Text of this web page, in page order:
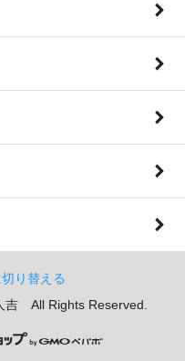
り替える
All Rights Reserved.